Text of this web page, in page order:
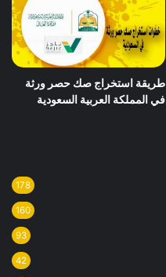
طريقة استخراج صك حصر ورثة
في المملكة العربية السعودية
178
160
93
42